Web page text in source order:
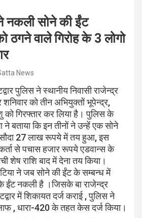
नकली सोने की ईंट
ठगने वाले गिरोह के 3 लोगो
News
पुलिस ने स्थानीय निवासी राजेन्द्र
शनिवार को तीन अभियुक्तों भूपेन्द्र,
गिरफ्तार कर लिया है। पुलिस के
बताया कि इन तीनों ने उन्हें एक सोने
सौदा 27 लाख रूपये में तय हुआ, इस
से पचास हजार रूपये एडवान्स के
शेष राशि बाद में देना तय किया।
ने जब सोने की ईंट के सम्बन्ध में
ईंट नकली है ।जिसके बा राजेन्द्र
में शिकायत दर्ज कराई , पुलिस ने
, धारा-420 के तहत केस दर्ज किया।